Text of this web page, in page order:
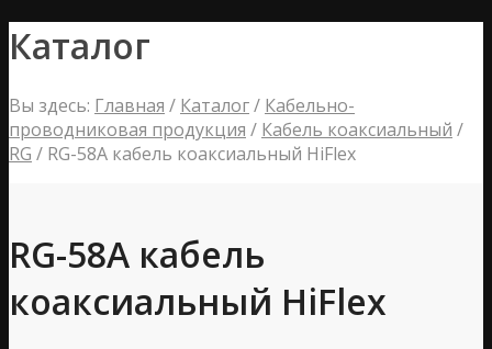
Каталог
Вы здесь: Главная / Каталог/ Кабельно-
проводниковая продукция / Кабель коаксиальный /
RG / RG-58A кабель коаксиальный HiFlex
RG-58A кабель
коаксиальный HiFlex